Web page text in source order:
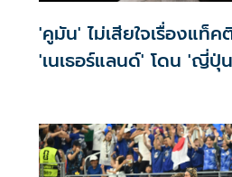
'คูมัน' ไม่เสียใจเรื่องแท็
'เนเธอร์แลนด์' โดน 'ญี่ปุ่